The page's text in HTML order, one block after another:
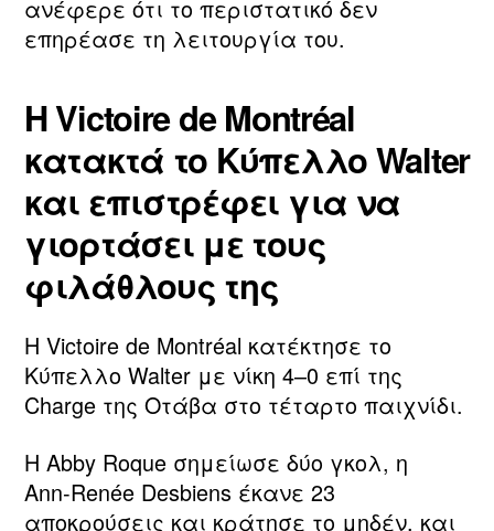
ανέφερε ότι το περιστατικό δεν
επηρέασε τη λειτουργία του.
Η Victoire de Montréal
κατακτά το Κύπελλο Walter
και επιστρέφει για να
γιορτάσει με τους
φιλάθλους της
Η Victoire de Montréal κατέκτησε το
Κύπελλο Walter με νίκη 4–0 επί της
Charge της Οτάβα στο τέταρτο παιχνίδι.
Η Abby Roque σημείωσε δύο γκολ, η
Ann‑Renée Desbiens έκανε 23
αποκρούσεις και κράτησε το μηδέν, και